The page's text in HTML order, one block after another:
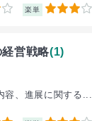
楽単 3
営戦略(1)
容、進展に関する...